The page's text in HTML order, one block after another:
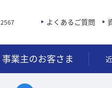
よくあるご質問
業主のお客さま